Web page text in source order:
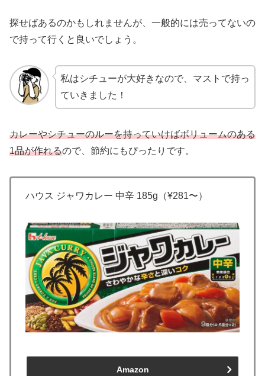
探せばあるのかもしれませんが、一般的には売ってないの
で持って行くと良いでしょう。
私はシチューが大好きなので、マストで持っ
ていきました！
カレーやシチューのルーを持っていけばボリュームのある
1品が作れるので、節約にもぴったりです。
ハウス ジャワカレー 中辛 185g（¥281〜）
Amazon